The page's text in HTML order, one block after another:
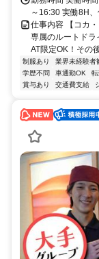
～16:30 実働8H
仕事内容 【コカ
専属のルートド
AT限定OK！その
制服あり 業界未経験者
学歴不問
車通勤OK 転
賞与あり
交通費支給